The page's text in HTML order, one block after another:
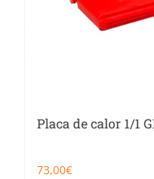
Placa de calor 1/1
73,00€